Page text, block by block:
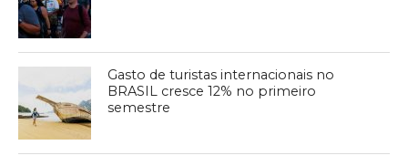
Gasto de turistas internacionais no
BRASIL cresce 12% no primeiro
semestre